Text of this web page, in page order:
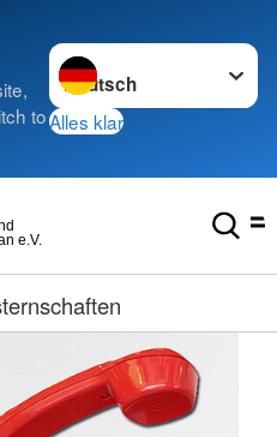
to
Sprache wechseln zu
Alles klar
e.V.